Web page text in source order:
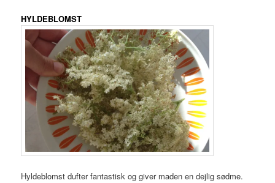
HYLDEBLOMST
Hyldeblomst dufter fantastisk og giver maden en dejlig sødme.